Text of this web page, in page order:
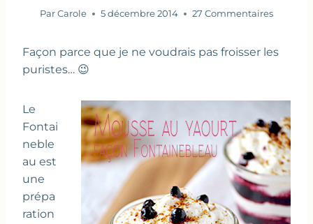
Par Carole 5 décembre 2014 27 Commentaires
Façon parce que je ne voudrais pas froisser les
puristes… 😉
Le
Fontai
neble
au est
une
prépa
ration